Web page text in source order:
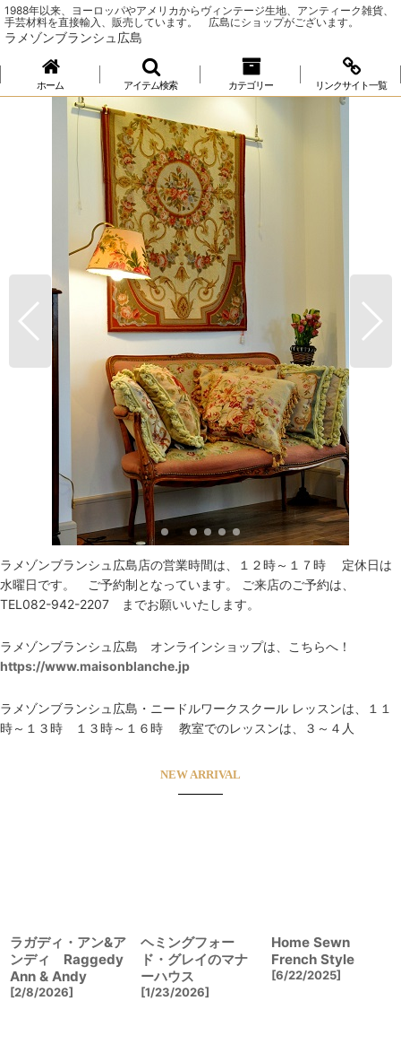
1988年以来、ヨーロッパやアメリカからヴィンテージ生地、アンティーク雑貨、
手芸材料を直接輸入、販売しています。 広島にショップがございます。
ラメゾンブランシュ広島
ホーム アイテム検索 カテゴリー リンクサイト一覧
ラメゾンブランシュ広島店の営業時間は、１２時～１７時 定休日は
水曜日です。 ご予約制となっています。 ご来店のご予約は、
TEL082-942-2207 までお願いいたします。
ラメゾンブランシュ広島 オンラインショップは、こちらへ！
https://www.maisonblanche.jp
ラメゾンブランシュ広島・ニードルワークスクール レッスンは、１１
時～１３時 １３時～１６時 教室でのレッスンは、３～４人
NEW ARRIVAL
ラガディ・アン&ア
ンディ Raggedy
Ann & Andy
[2/8/2026]
ヘミングフォー
ド・グレイのマナ
ーハウス
[1/23/2026]
Home Sewn
French Style
[6/22/2025]